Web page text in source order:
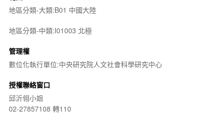
地區分類-大類:B01 中國大陸
地區分類-中類:I01003 北極
管理權
數位化執行單位:中央研究院人文社會科學研究中心
授權聯絡窗口
邱沂翎小姐
02-27857108 轉110